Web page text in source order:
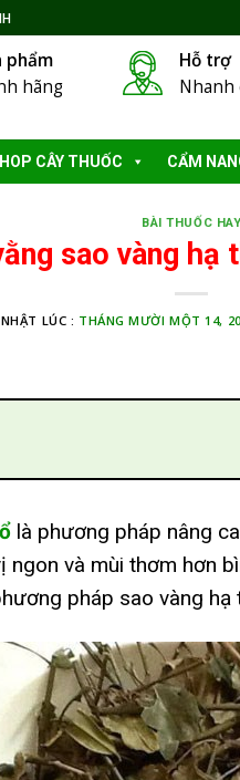
phẩm
hãng
Hỗ trợ
Nhanh
CÂY THUỐC CẨM
BÀI THUỐC HAY
sao vàng hạ
LÚC : THÁNG MƯỜI MỘT 14,
là phương pháp nâng
ngon và mùi thơm hơn
pháp sao vàng hạ